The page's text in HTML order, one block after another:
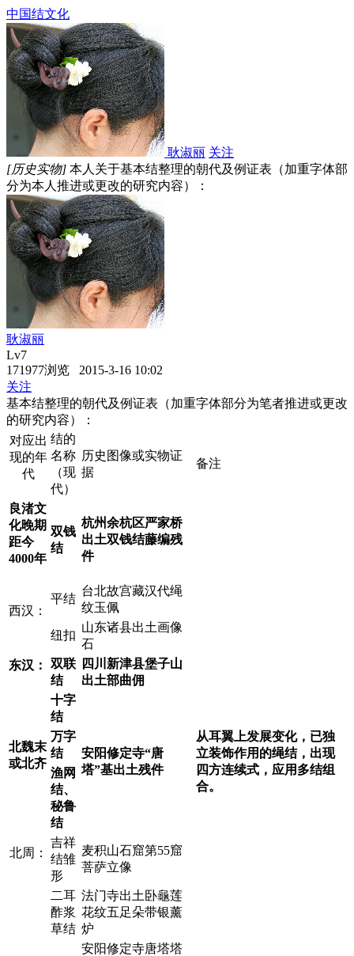
中国结文化
耿淑丽 关注
[历史实物] 本人关于基本结整理的朝代及例证表（加重字体部
分为本人推进或更改的研究内容）：
耿淑丽
Lv7
171977浏览 2015-3-16 10:02
关注
基本结整理的朝代及例证表（加重字体部分为笔者推进或更改
的研究内容）：
对应出
现的年
代
结的
名称
（现
代）
历史图像或实物证
据
备注
良渚文
化晚期
距今
4000年
双钱
结
杭州余杭区严家桥
出土双钱结藤编残
件
西汉：
平结
台北故宫藏汉代绳
纹玉佩
纽扣
山东诸县出土画像
石
东汉：
双联
结
四川新津县堡子山
出土部曲佣
北魏末
或北齐
十字
结
安阳修定寺“唐
塔”基出土残件
从耳翼上发展变化，已独
立装饰作用的绳结，出现
四方连续式，应用多结组
合。
万字
结
渔网
结、
秘鲁
结
北周：
吉祥
结雏
形
麦积山石窟第55窟
菩萨立像
二耳
酢浆
草结
法门寺出土卧龜莲
花纹五足朵带银薰
炉
安阳修定寺唐塔塔